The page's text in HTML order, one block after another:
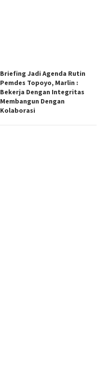
Briefing Jadi Agenda Rutin
Pemdes Topoyo, Marlin :
Bekerja Dengan Integritas
Membangun Dengan
Kolaborasi